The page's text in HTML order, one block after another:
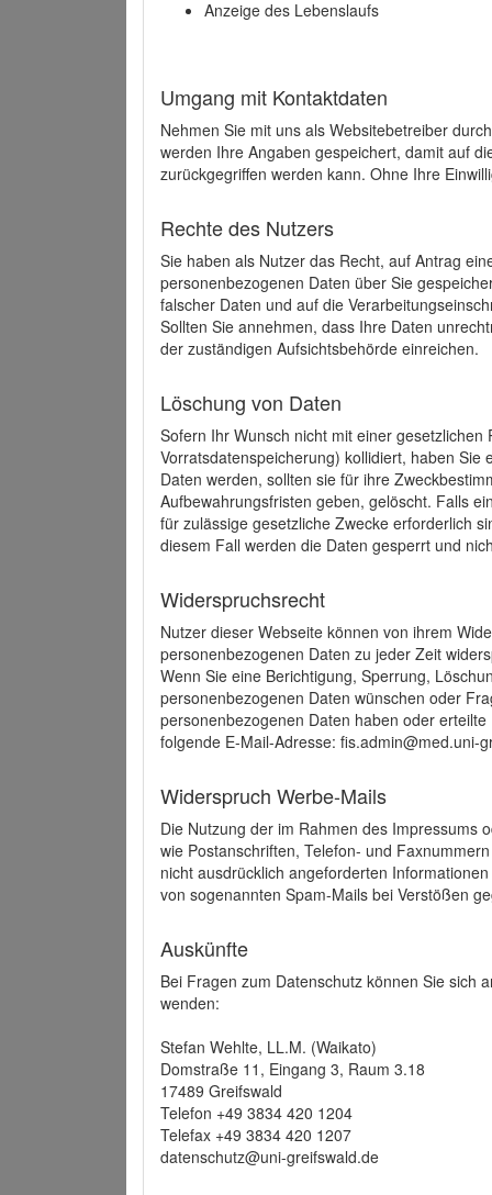
Anzeige des Lebenslaufs
Umgang mit Kontaktdaten
Nehmen Sie mit uns als Websitebetreiber
werden Ihre Angaben gespeichert, damit auf
zurückgegriffen werden kann. Ohne Ihre
Rechte des Nutzers
Sie haben als Nutzer das Recht, auf Antrag
personenbezogenen Daten über Sie
falscher Daten und auf die
Sollten Sie annehmen, dass Ihre Daten
der zuständigen Aufsichtsbehörde einreichen.
Löschung von Daten
Sofern Ihr Wunsch nicht mit einer
Vorratsdatenspeicherung) kollidiert, haben
Daten werden, sollten sie für ihre
Aufbewahrungsfristen geben, gelöscht. Falls
für zulässige gesetzliche Zwecke erforderlich
diesem Fall werden die Daten gesperrt und
Widerspruchsrecht
Nutzer dieser Webseite können von ihrem
personenbezogenen Daten zu jeder Zeit
Wenn Sie eine Berichtigung, Sperrung,
personenbezogenen Daten wünschen oder
personenbezogenen Daten haben oder
folgende E-Mail-Adresse: fis.admin@med.uni-
Widerspruch Werbe-Mails
Die Nutzung der im Rahmen des Impressums
wie Postanschriften, Telefon- und
nicht ausdrücklich angeforderten
von sogenannten Spam-Mails bei Verstößen
Auskünfte
Bei Fragen zum Datenschutz können Sie sich
wenden:
Stefan Wehlte, LL.M. (Waikato)
Domstraße 11, Eingang 3, Raum 3.18
17489 Greifswald
Telefon +49 3834 420 1204
Telefax +49 3834 420 1207
datenschutz@uni-greifswald.de